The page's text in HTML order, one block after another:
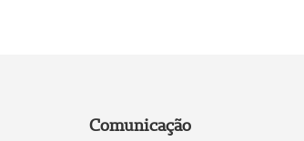
Comunicação